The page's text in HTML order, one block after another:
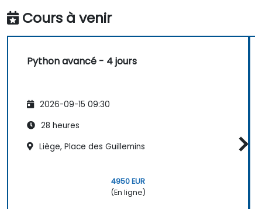
Cours à venir
Python avancé - 4 jours
2026-09-15 09:30
28 heures
Liège, Place des Guillemins
4950 EUR
(En ligne)